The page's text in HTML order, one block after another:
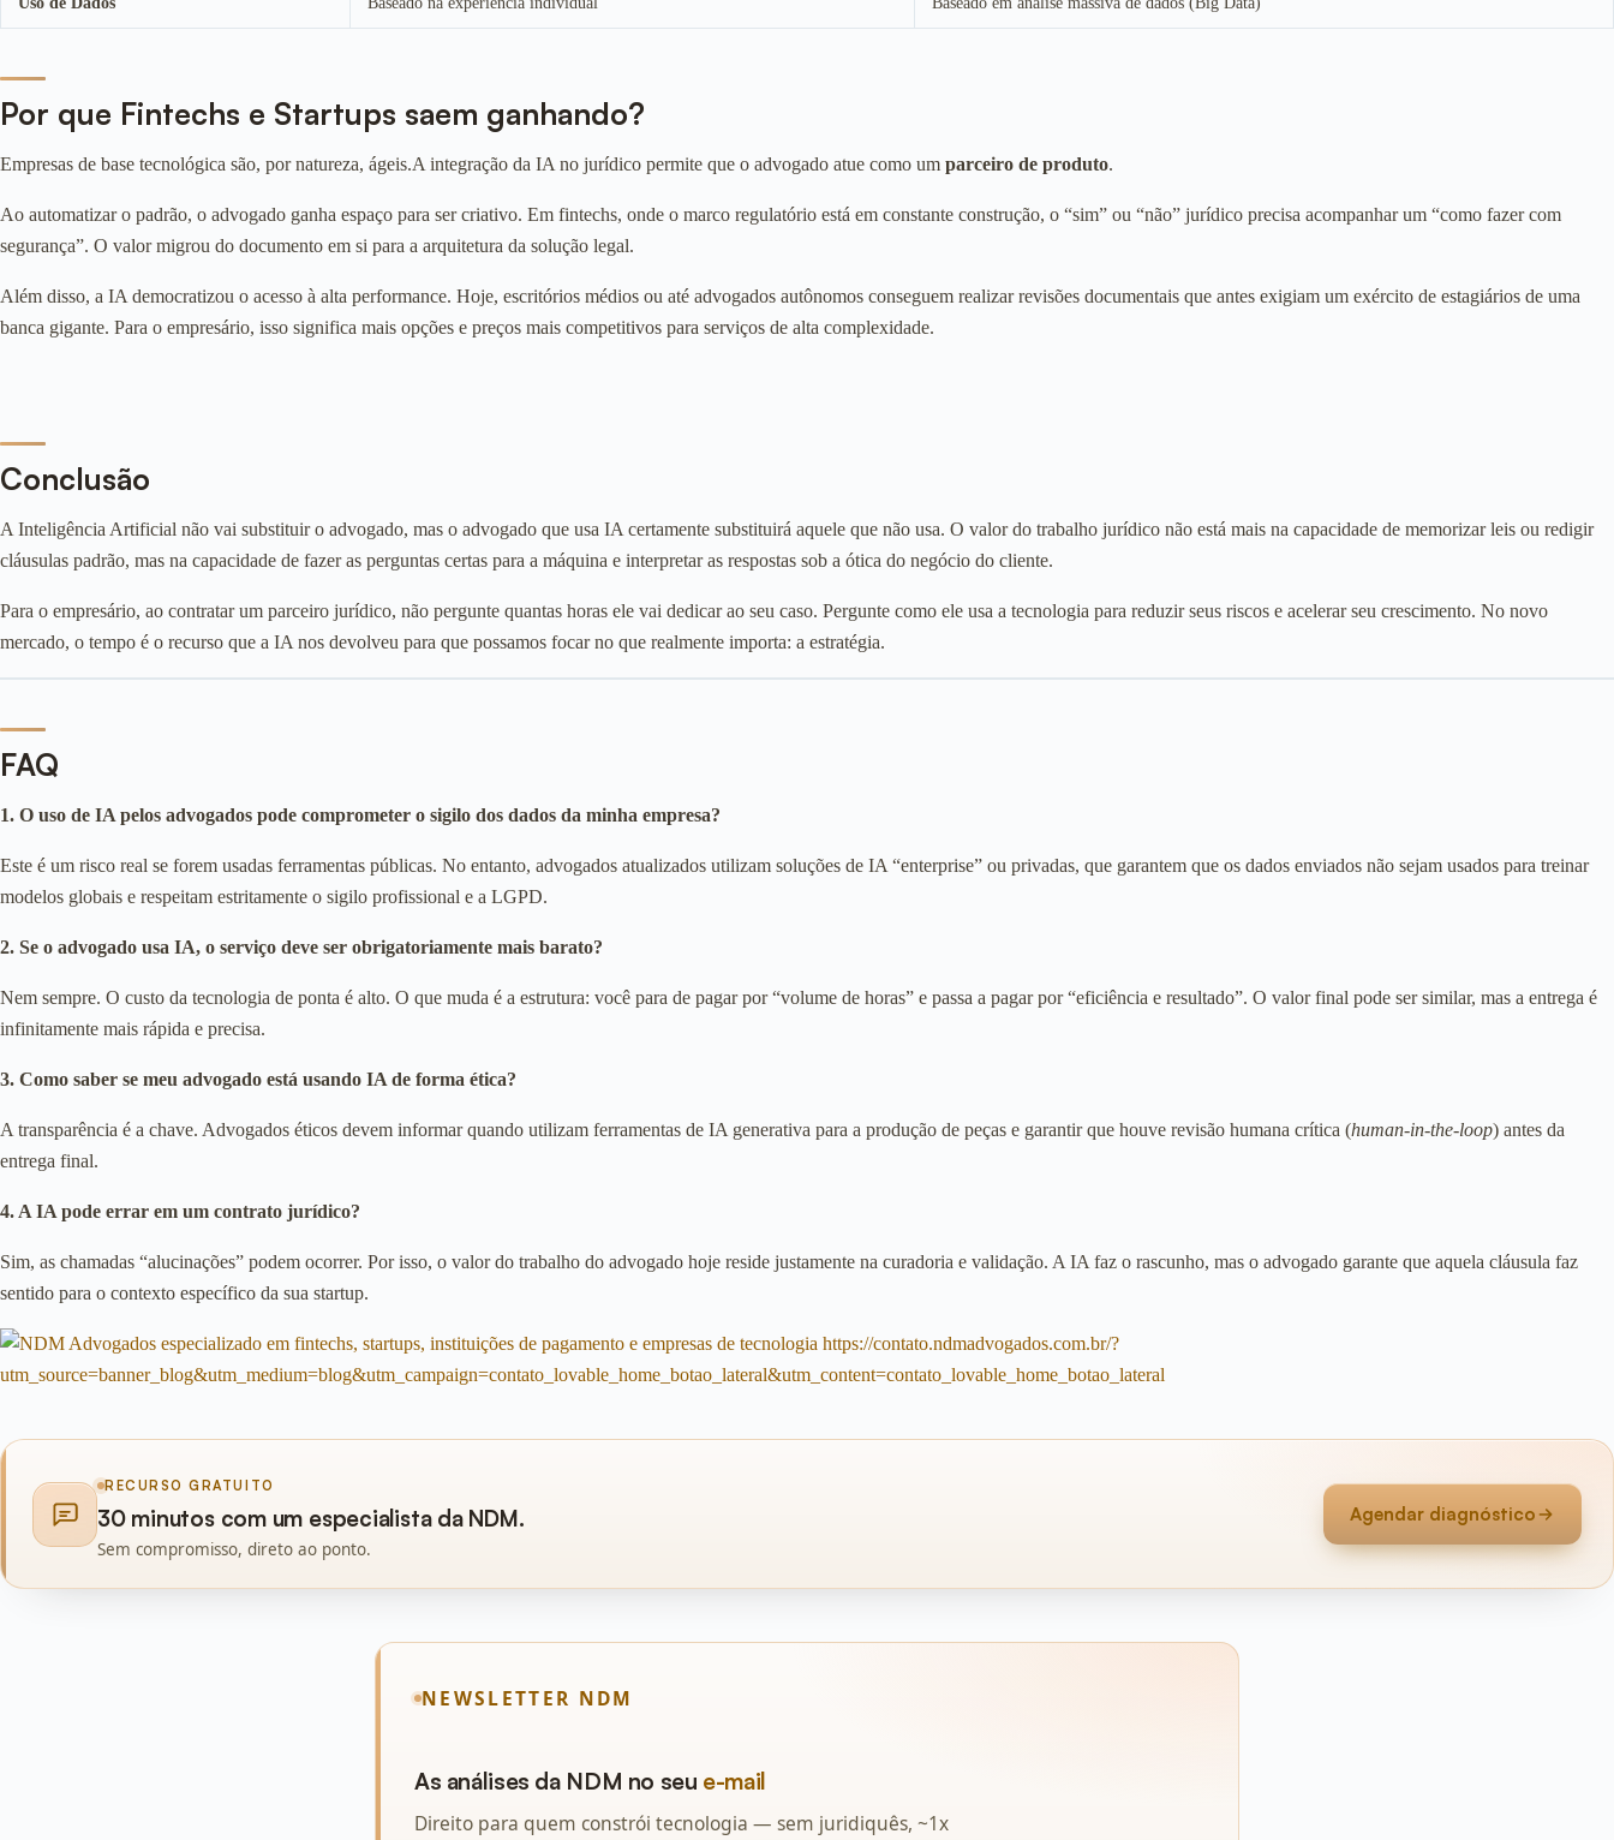
Por que Fintechs e Startups saem ganhando?
Empresas de base tecnológica são, por natureza, ágeis.A integração da IA no jurídico permite que o advogado atue como um parceiro de produto.
Ao automatizar o padrão, o advogado ganha espaço para ser criativo. Em fintechs, onde o marco regulatório está em constante construção, o “sim” ou “não” jurídico precisa acompanhar um “como fazer com
segurança”. O valor migrou do documento em si para a arquitetura da solução legal.
Além disso, a IA democratizou o acesso à alta performance. Hoje, escritórios médios ou até advogados autônomos conseguem realizar revisões documentais que antes exigiam um exército de estagiários de uma
banca gigante. Para o empresário, isso significa mais opções e preços mais competitivos para serviços de alta complexidade.
Conclusão
A Inteligência Artificial não vai substituir o advogado, mas o advogado que usa IA certamente substituirá aquele que não usa. O valor do trabalho jurídico não está mais na capacidade de memorizar leis ou redigir
cláusulas padrão, mas na capacidade de fazer as perguntas certas para a máquina e interpretar as respostas sob a ótica do negócio do cliente.
Para o empresário, ao contratar um parceiro jurídico, não pergunte quantas horas ele vai dedicar ao seu caso. Pergunte como ele usa a tecnologia para reduzir seus riscos e acelerar seu crescimento. No novo
mercado, o tempo é o recurso que a IA nos devolveu para que possamos focar no que realmente importa: a estratégia.
FAQ
1. O uso de IA pelos advogados pode comprometer o sigilo dos dados da minha empresa?
Este é um risco real se forem usadas ferramentas públicas. No entanto, advogados atualizados utilizam soluções de IA “enterprise” ou privadas, que garantem que os dados enviados não sejam usados para treinar
modelos globais e respeitam estritamente o sigilo profissional e a LGPD.
2. Se o advogado usa IA, o serviço deve ser obrigatoriamente mais barato?
Nem sempre. O custo da tecnologia de ponta é alto. O que muda é a estrutura: você para de pagar por “volume de horas” e passa a pagar por “eficiência e resultado”. O valor final pode ser similar, mas a entrega é
infinitamente mais rápida e precisa.
3. Como saber se meu advogado está usando IA de forma ética?
A transparência é a chave. Advogados éticos devem informar quando utilizam ferramentas de IA generativa para a produção de peças e garantir que houve revisão humana crítica (human-in-the-loop) antes da
entrega final.
4. A IA pode errar em um contrato jurídico?
Sim, as chamadas “alucinações” podem ocorrer. Por isso, o valor do trabalho do advogado hoje reside justamente na curadoria e validação. A IA faz o rascunho, mas o advogado garante que aquela cláusula faz
sentido para o contexto específico da sua startup.
RECURSO GRATUITO
30 minutos com um especialista da NDM.
Sem compromisso, direto ao ponto.
Agendar diagnóstico
NEWSLETTER NDM
As análises da NDM no seu e-mail
Direito para quem constrói tecnologia — sem juridiquês, ~1x